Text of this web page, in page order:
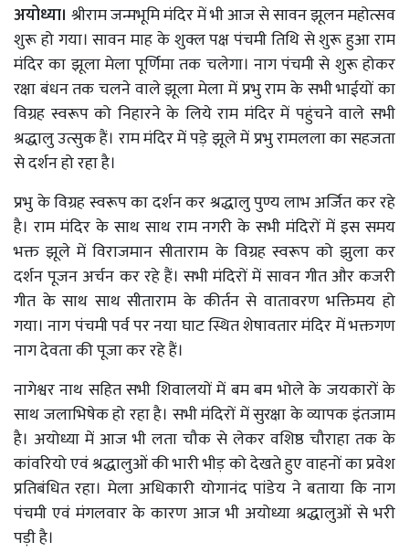
अयोध्या। श्रीराम जन्मभूमि मंदिर में भी आज से सावन झूलन महोत्सव
शुरू हो गया। सावन माह के शुक्ल पक्ष पंचमी तिथि से शुरू हुआ राम
मंदिर का झूला मेला पूर्णिमा तक चलेगा। नाग पंचमी से शुरू होकर
रक्षा बंधन तक चलने वाले झूला मेला में प्रभु राम के सभी भाईयों का
विग्रह स्वरूप को निहारने के लिये राम मंदिर में पहुंचने वाले सभी
श्रद्धालु उत्सुक हैं। राम मंदिर में पड़े झूले में प्रभु रामलला का सहजता
से दर्शन हो रहा है।
प्रभु के विग्रह स्वरूप का दर्शन कर श्रद्धालु पुण्य लाभ अर्जित कर रहे
है। राम मंदिर के साथ साथ राम नगरी के सभी मंदिरों में इस समय
भक्त झूले में विराजमान सीताराम के विग्रह स्वरूप को झुला कर
दर्शन पूजन अर्चन कर रहे हैं। सभी मंदिरों में सावन गीत और कजरी
गीत के साथ साथ सीताराम के कीर्तन से वातावरण भक्तिमय हो
गया। नाग पंचमी पर्व पर नया घाट स्थित शेषावतार मंदिर में भक्तगण
नाग देवता की पूजा कर रहे हैं।
नागेश्वर नाथ सहित सभी शिवालयों में बम बम भोले के जयकारों के
साथ जलाभिषेक हो रहा है। सभी मंदिरों में सुरक्षा के व्यापक इंतजाम
है। अयोध्या में आज भी लता चौक से लेकर वशिष्ठ चौराहा तक के
कांवरियो एवं श्रद्धालुओं की भारी भीड़ को देखते हुए वाहनों का प्रवेश
प्रतिबंधित रहा। मेला अधिकारी योगानंद पांडेय ने बताया कि नाग
पंचमी एवं मंगलवार के कारण आज भी अयोध्या श्रद्धालुओं से भरी
पड़ी है।